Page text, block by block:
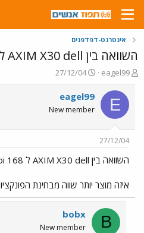
אינטרנט-דפדפנים
השוואה בין AXIM X30 dell ל 168 moi?
פ
ו
ת
ח
ה
ש
א
eagel99
פ
ו
ר
ס
ם
ר
27/12/04
E
eagel99
New member
27/12/04
השוואה בין AXIM X30 dell ל 168 moi?
איזה מוצר יותר שווה מבחינת
B
bobx
New member